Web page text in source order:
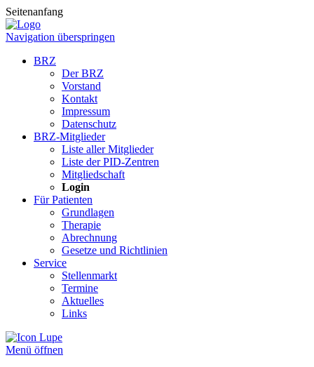
Seitenanfang
Navigation überspringen
BRZ
Der BRZ
Vorstand
Kontakt
Impressum
Datenschutz
BRZ-Mitglieder
Liste aller Mitglieder
Liste der PID-Zentren
Mitgliedschaft
Login
Für Patienten
Grundlagen
Therapie
Abrechnung
Gesetze und Richtlinien
Service
Stellenmarkt
Termine
Aktuelles
Links
Menü öffnen